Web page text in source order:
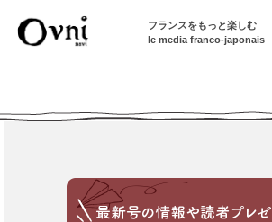
フランスをもっと楽しむ
le media franco-japonais